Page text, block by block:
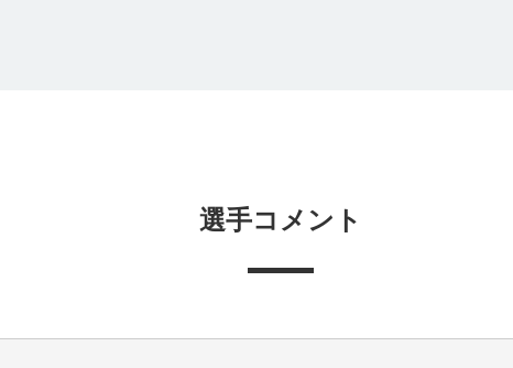
選手コメント